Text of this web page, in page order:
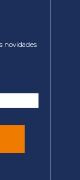
novidades